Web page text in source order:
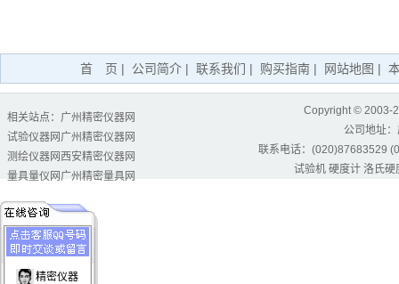
首 页 | 公司简介 | 联系我们 | 购买指南 | 网站地图 |
相关站点： 广州精密仪器网
试验仪器网 广州精密仪器网
测绘仪器网 西安精密仪器网
量具量仪网 广州精密量具网
Copyright © 2003-
公司地址
联系电话：(020)87683529
试验机 硬度计 洛氏硬
精密仪器